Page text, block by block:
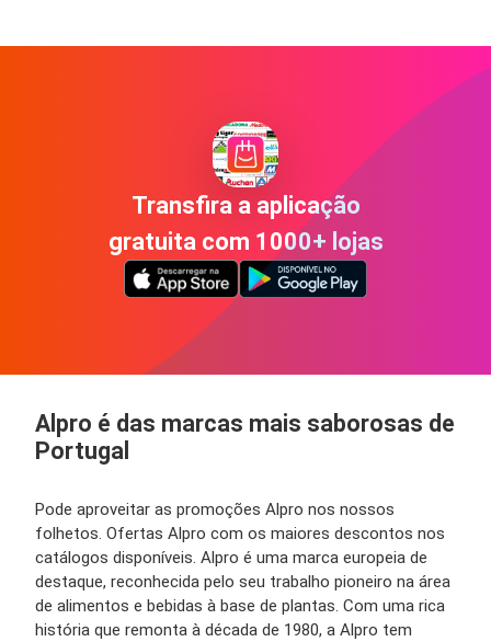
Transfira a aplicação
gratuita com 1000+ lojas
Alpro é das marcas mais saborosas de
Portugal
Pode aproveitar as promoções Alpro nos nossos
folhetos. Ofertas Alpro com os maiores descontos nos
catálogos disponíveis. Alpro é uma marca europeia de
destaque, reconhecida pelo seu trabalho pioneiro na área
de alimentos e bebidas à base de plantas. Com uma rica
história que remonta à década de 1980, a Alpro tem